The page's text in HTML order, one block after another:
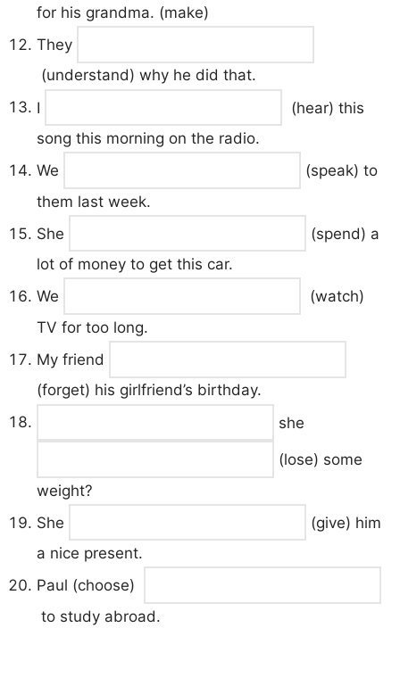
for his grandma. (make)
They
(understand) why he did that.
I
(hear) this
song this morning on the radio.
We
(speak) to
them last week.
She
(spend) a
lot of money to get this car.
We
(watch)
TV for too long.
My friend
(forget) his girlfriend’s birthday.
she
(lose) some
weight?
She
(give) him
a nice present.
Paul (choose)
to study abroad.